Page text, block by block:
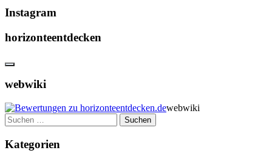
Instagram
horizonteentdecken
webwiki
webwiki
Suchen
nach:
Kategorien